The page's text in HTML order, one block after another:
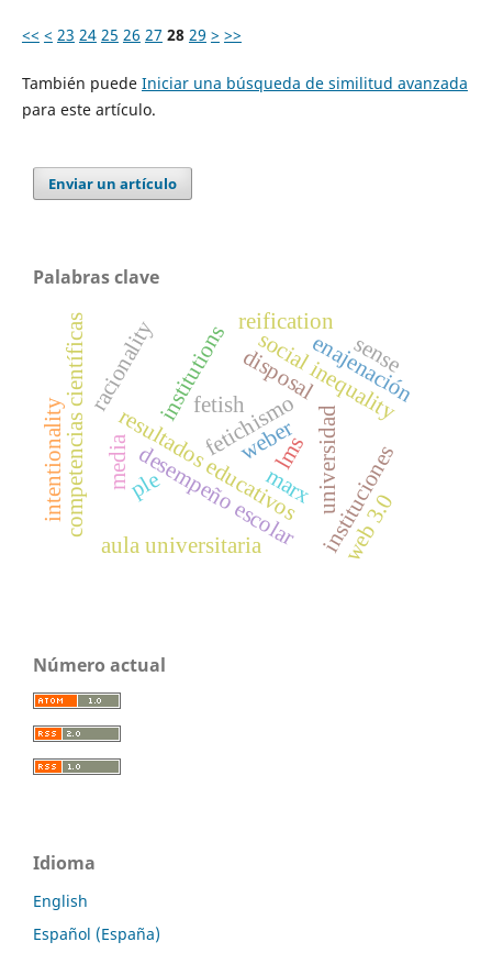
<< < 23 24 25 26 27 28 29 > >>
También puede Iniciar una búsqueda de similitud avanzada
para este artículo.
Enviar un artículo
Palabras clave
universidad
fetichismo
resultados educativos
desempeño escolar
social inequality
racionality
weber
institutions
instituciones
fetishdisposal
reification
enajenación
marx
media
competencias científicas ple
lms
web 3.0
aula universitaria
intentionality
sense
Número actual
Idioma
English
Español (España)